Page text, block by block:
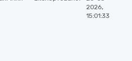
2026,
15:01:33